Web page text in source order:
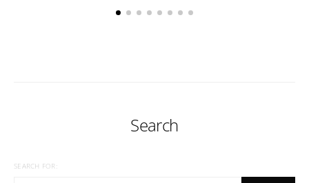
Search
SEARCH FOR: